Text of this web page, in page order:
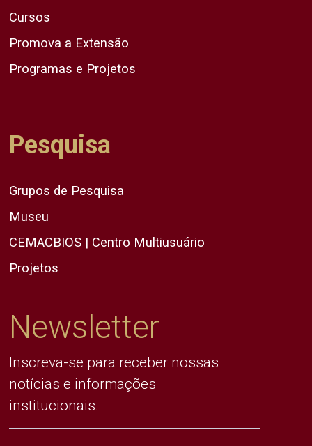
Cursos
Promova a Extensão
Programas e Projetos
Pesquisa
Grupos de Pesquisa
Museu
CEMACBIOS | Centro Multiusuário
Projetos
Newsletter
Inscreva-se para receber nossas
notícias e informações
institucionais.